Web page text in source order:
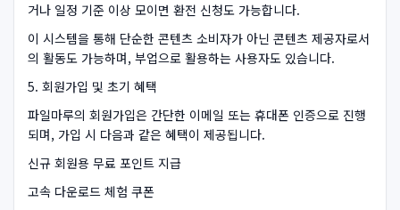
거나 일정 기준 이상 모이면 환전 신청도 가능합니다.
이 시스템을 통해 단순한 콘텐츠 소비자가 아닌 콘텐츠 제공자로서
의 활동도 가능하며, 부업으로 활용하는 사용자도 있습니다.
5. 회원가입 및 초기 혜택
파일마루의 회원가입은 간단한 이메일 또는 휴대폰 인증으로 진행
되며, 가입 시 다음과 같은 혜택이 제공됩니다.
신규 회원용 무료 포인트 지급
고속 다운로드 체험 쿠폰